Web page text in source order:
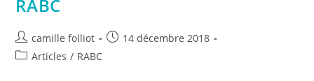
RABC
Auteur/autrice
de
camille folliot
Publication
14 décembre 2018
PostArticles / RABC